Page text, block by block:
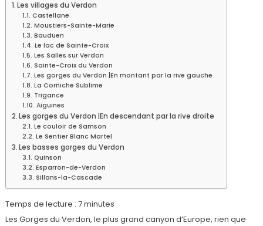
Les villages du Verdon
Castellane
Moustiers-Sainte-Marie
Bauduen
Le lac de Sainte-Croix
Les Salles sur Verdon
Sainte-Croix du Verdon
Les gorges du Verdon |En montant par la rive gauche
La Corniche Sublime
Trigance
Aiguines
Les gorges du Verdon |En descendant par la rive droite
Le couloir de Samson
Le Sentier Blanc Martel
Les basses gorges du Verdon
Quinson
Esparron-de-Verdon
Sillans-la-Cascade
Temps de lecture : 7minutes
Les Gorges du Verdon, le plus grand canyon d’Europe, rien que